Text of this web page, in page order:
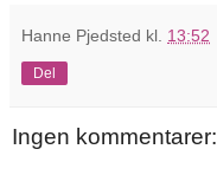
Hanne Pjedsted kl. 13:52
Del
Ingen kommentarer: